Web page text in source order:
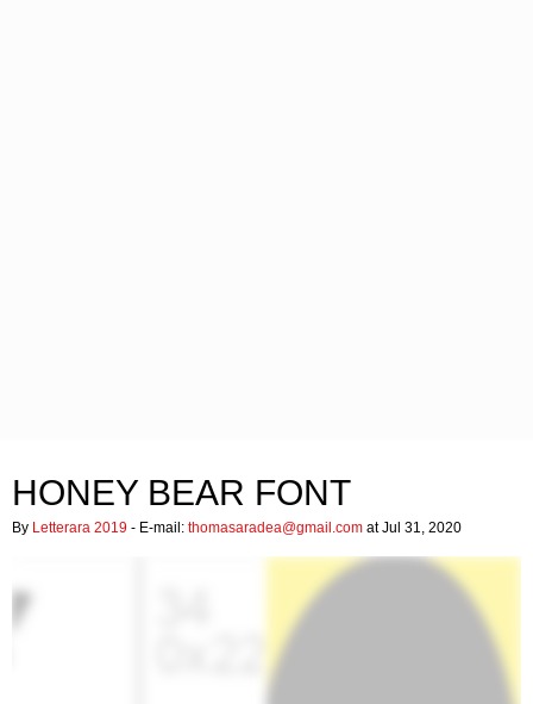
HONEY BEAR FONT
By Letterara 2019 - E-mail: thomasaradea@gmail.com at Jul 31, 2020